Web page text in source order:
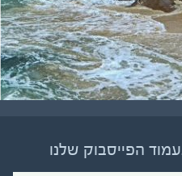
בהדרכת
5.6 | 12 ימים לפרטים
הפייסבוק שלנו